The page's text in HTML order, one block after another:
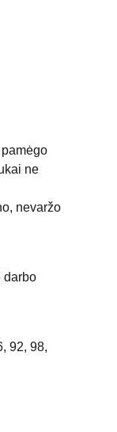
ne
nevaržo
darbo
92, 98,